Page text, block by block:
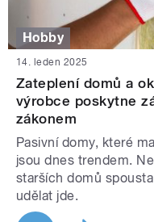
Hobby
14. leden 2025
Zateplení domů a
výrobce poskytne
zákonem
Pasivní domy, které
jsou dnes trendem.
starších domů
udělat jde.